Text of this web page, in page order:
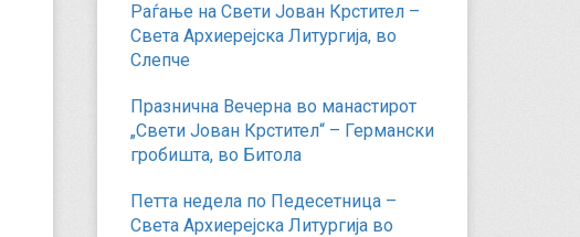
Раѓање на Свети Јован Крстител –
Света Архиерејска Литургија, во
Слепче
Празнична Вечерна во манастирот
„Свети Јован Крстител“ – Германски
гробишта, во Битола
Петта недела по Педесетница –
Света Архиерејска Литургија во